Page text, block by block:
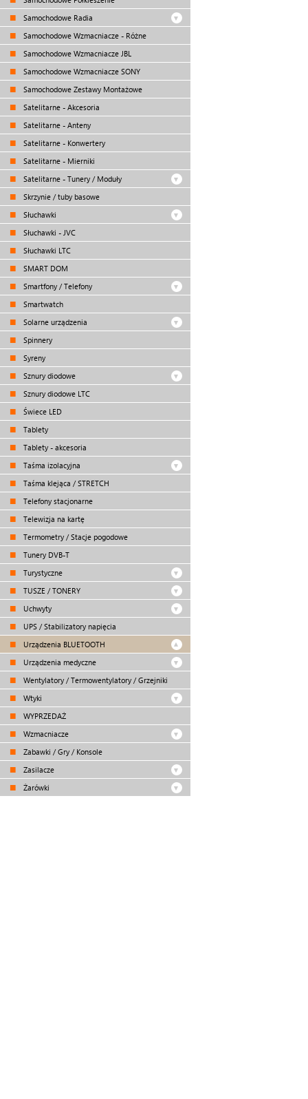
Samochodowe Radia
Samochodowe Wzmacniacze - Różne
Samochodowe Wzmacniacze JBL
Samochodowe Wzmacniacze SONY
Samochodowe Zestawy Montażowe
Satelitarne - Akcesoria
Satelitarne - Anteny
Satelitarne - Konwertery
Satelitarne - Mierniki
Satelitarne - Tunery / Moduły
Skrzynie / tuby basowe
Słuchawki
Słuchawki - JVC
Słuchawki LTC
SMART DOM
Smartfony / Telefony
Smartwatch
Solarne urządzenia
Spinnery
Syreny
Sznury diodowe
Sznury diodowe LTC
Świece LED
Tablety
Tablety - akcesoria
Taśma izolacyjna
Taśma klejąca / STRETCH
Telefony stacjonarne
Telewizja na kartę
Termometry / Stacje pogodowe
Tunery DVB-T
Turystyczne
TUSZE / TONERY
Uchwyty
UPS / Stabilizatory napięcia
Urządzenia BLUETOOTH
Urządzenia medyczne
Wentylatory / Termowentylatory / Grzejniki
Wtyki
WYPRZEDAŻ
Wzmacniacze
Zabawki / Gry / Konsole
Zasilacze
Żarówki